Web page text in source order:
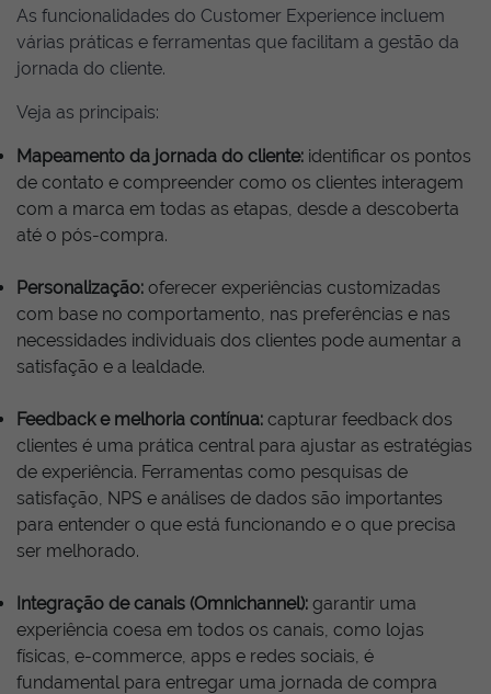
As funcionalidades do Customer Experience incluem
várias práticas e ferramentas que facilitam a gestão da
jornada do cliente.
Veja as principais:
Mapeamento da jornada do cliente: identificar os pontos
de contato e compreender como os clientes interagem
com a marca em todas as etapas, desde a descoberta
até o pós-compra.
Personalização: oferecer experiências customizadas
com base no comportamento, nas preferências e nas
necessidades individuais dos clientes pode aumentar a
satisfação e a lealdade.
Feedback e melhoria contínua: capturar feedback dos
clientes é uma prática central para ajustar as estratégias
de experiência. Ferramentas como pesquisas de
satisfação, NPS e análises de dados são importantes
para entender o que está funcionando e o que precisa
ser melhorado.
Integração de canais (Omnichannel): garantir uma
experiência coesa em todos os canais, como lojas
físicas, e-commerce, apps e redes sociais, é
fundamental para entregar uma jornada de compra